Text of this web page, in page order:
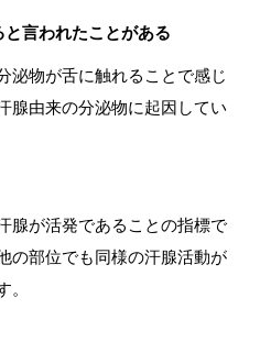
言われたことがある
泌物が舌に触れることで感じ
腺由来の分泌物に起因してい
腺が活発であることの指標で
の部位でも同様の汗腺活動が
。